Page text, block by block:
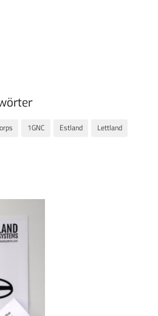
1GNC Estland
Lettland